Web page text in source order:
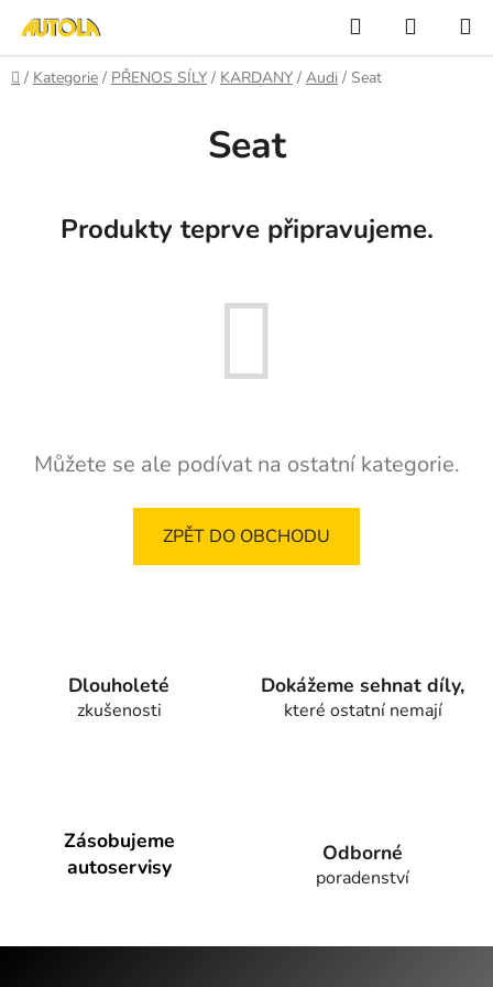
obsah
Hledat
KOŠÍK
Domů
/ Kategorie / PŘENOS SÍLY / KARDANY / Audi / Seat
Seat
Produkty teprve připravujeme.
Můžete se ale podívat na ostatní kategorie.
ZPĚT DO OBCHODU
Dlouholeté
zkušenosti
Dokážeme sehnat díly,
které ostatní nemají
Zásobujeme
autoservisy
Odborné
poradenství